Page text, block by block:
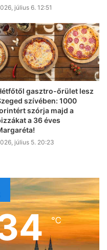
július 6. 12:51
gasztro-őrület lesz
szívében: 1000
szórja majd a
a 36 éves
július 5. 20:23
℃